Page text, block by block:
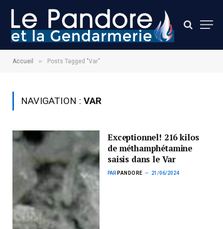
Accueil » Posts Tagged "Var"
NAVIGATION :VAR
Exceptionnel! 216 kilos
de méthamphétamine
saisis dans le Var
PAR PANDORE 21/06/2024